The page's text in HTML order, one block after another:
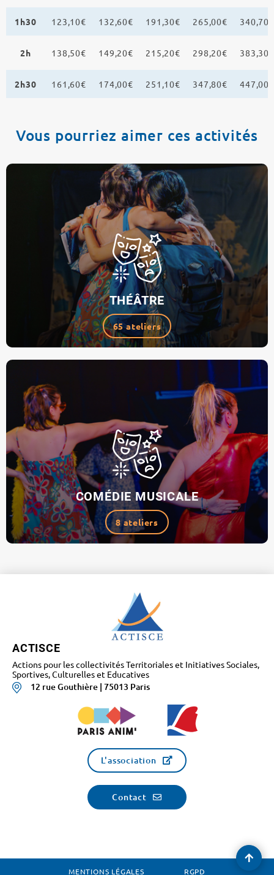
1h30 123,10€ 132,60€ 191,30€ 265,00€ 340,70€
2h 138,50€ 149,20€ 215,20€ 298,20€ 383,30€
2h30 161,60€ 174,00€ 251,10€ 347,80€ 447,00€
Vous pourriez aimer ces activités
THÉÂTRE
65 ateliers
COMÉDIE MUSICALE
8 ateliers
ACTISCE
Actions pour les collectivités Territoriales et Initiatives Sociales,
Sportives, Culturelles et Educatives
12 rue Gouthière | 75013 Paris
L'association
Contact
MENTIONS LÉGALES RGPD